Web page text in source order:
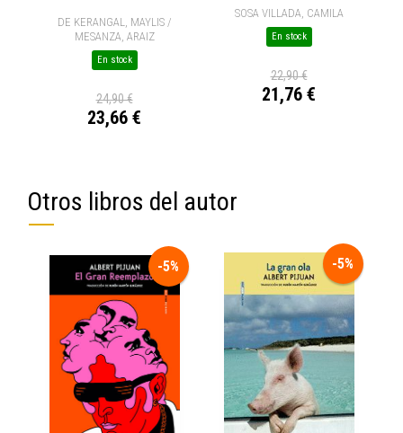
DE KERANGAL, MAYLIS /
MESANZA, ARAIZ
En stock
24,90 €
23,66 €
SOSA VILLADA, CAMILA
En stock
22,90 €
21,76 €
Otros libros del autor
-5% -5%